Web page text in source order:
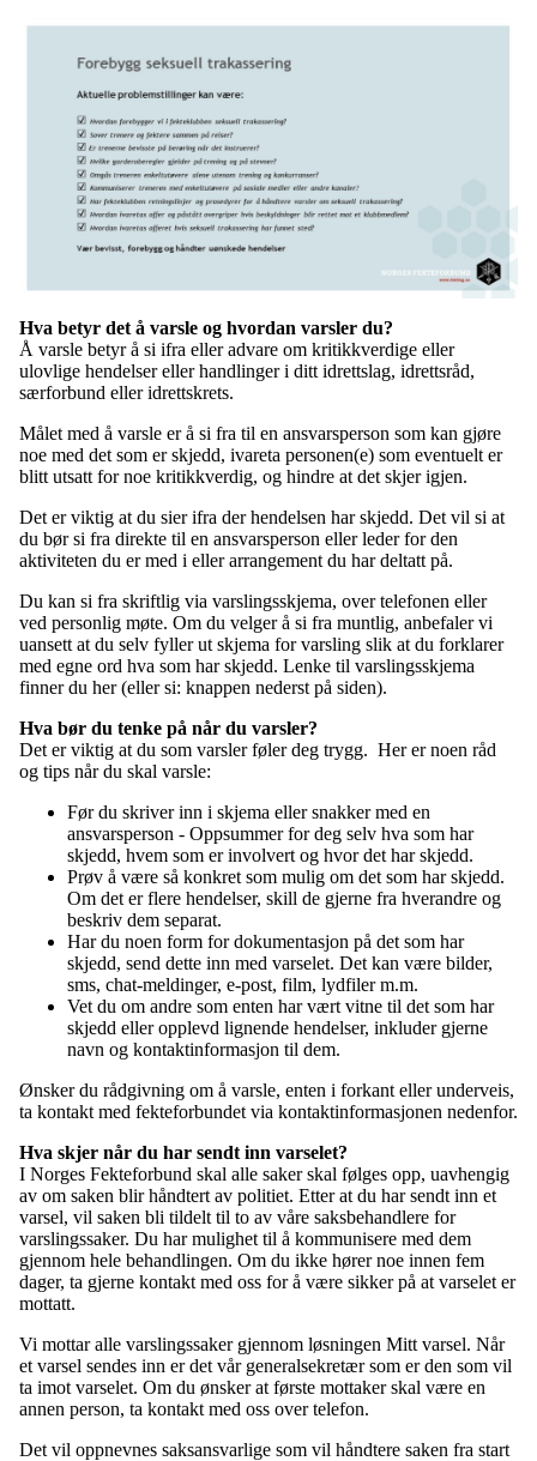
Hva betyr det å varsle og hvordan varsler du?
Å varsle betyr å si ifra eller advare om kritikkverdige eller
ulovlige hendelser eller handlinger i ditt idrettslag, idrettsråd,
særforbund eller idrettskrets.
Målet med å varsle er å si fra til en ansvarsperson som kan gjøre
noe med det som er skjedd, ivareta personen(e) som eventuelt er
blitt utsatt for noe kritikkverdig, og hindre at det skjer igjen.
Det er viktig at du sier ifra der hendelsen har skjedd. Det vil si at
du bør si fra direkte til en ansvarsperson eller leder for den
aktiviteten du er med i eller arrangement du har deltatt på.
Du kan si fra skriftlig via varslingsskjema, over telefonen eller
ved personlig møte. Om du velger å si fra muntlig, anbefaler vi
uansett at du selv fyller ut skjema for varsling slik at du forklarer
med egne ord hva som har skjedd. Lenke til varslingsskjema
finner du her (eller si: knappen nederst på siden).
Hva bør du tenke på når du varsler?
Det er viktig at du som varsler føler deg trygg. Her er noen råd
og tips når du skal varsle:
Før du skriver inn i skjema eller snakker med en
ansvarsperson - Oppsummer for deg selv hva som har
skjedd, hvem som er involvert og hvor det har skjedd.
Prøv å være så konkret som mulig om det som har skjedd.
Om det er flere hendelser, skill de gjerne fra hverandre og
beskriv dem separat.
Har du noen form for dokumentasjon på det som har
skjedd, send dette inn med varselet. Det kan være bilder,
sms, chat-meldinger, e-post, film, lydfiler m.m.
Vet du om andre som enten har vært vitne til det som har
skjedd eller opplevd lignende hendelser, inkluder gjerne
navn og kontaktinformasjon til dem.
Ønsker du rådgivning om å varsle, enten i forkant eller underveis,
ta kontakt med fekteforbundet via kontaktinformasjonen nedenfor.
Hva skjer når du har sendt inn varselet?
I Norges Fekteforbund skal alle saker skal følges opp, uavhengig
av om saken blir håndtert av politiet. Etter at du har sendt inn et
varsel, vil saken bli tildelt til to av våre saksbehandlere for
varslingssaker. Du har mulighet til å kommunisere med dem
gjennom hele behandlingen. Om du ikke hører noe innen fem
dager, ta gjerne kontakt med oss for å være sikker på at varselet er
mottatt.
Vi mottar alle varslingssaker gjennom løsningen Mitt varsel. Når
et varsel sendes inn er det vår generalsekretær som er den som vil
ta imot varselet. Om du ønsker at første mottaker skal være en
annen person, ta kontakt med oss over telefon.
Det vil oppnevnes saksansvarlige som vil håndtere saken fra start